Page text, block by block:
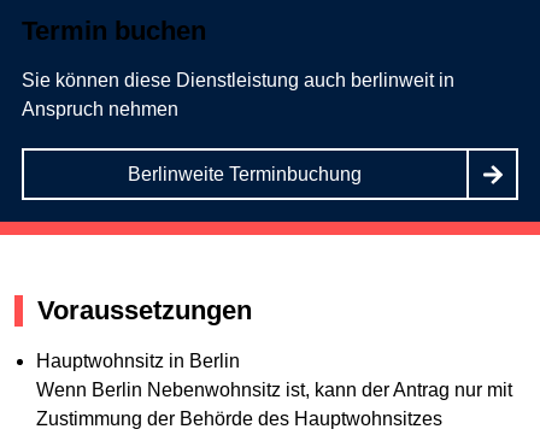
Termin buchen
Sie können diese Dienstleistung auch berlinweit in
Anspruch nehmen
Berlinweite Terminbuchung
Voraussetzungen
Hauptwohnsitz in Berlin
Wenn Berlin Nebenwohnsitz ist, kann der Antrag nur mit
Zustimmung der Behörde des Hauptwohnsitzes